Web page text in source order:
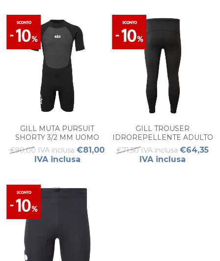
GILL MUTA PURSUIT
SHORTY 3/2 MM UOMO
€90,00 IVA inclusa €81,00
IVA inclusa
GILL TROUSER
IDROREPELLENTE ADULTO
€71,50 IVA inclusa €64,35
IVA inclusa